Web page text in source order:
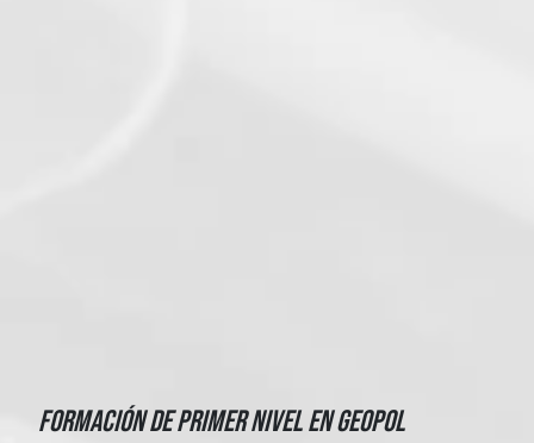
Formación de Primer Nivel en Geopol